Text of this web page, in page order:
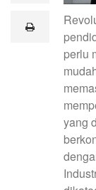
lprint
perlu
yang